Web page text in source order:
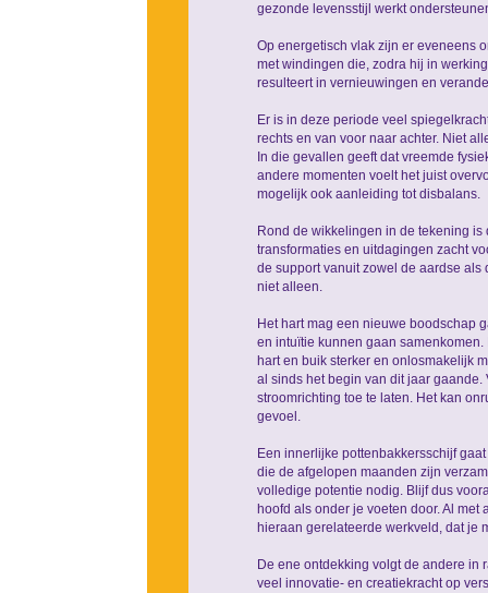
gezonde levensstijl werkt
Op energetisch vlak zijn er eveneens
met windingen die, zodra hij in
resulteert in vernieuwingen en
Er is in deze periode veel
rechts en van voor naar achter. Niet
In die gevallen geeft dat vreemde
andere momenten voelt het juist
mogelijk ook aanleiding tot disbalans.
Rond de wikkelingen in de tekening
transformaties en uitdagingen zacht
de support vanuit zowel de aardse
niet alleen.
Het hart mag een nieuwe boodschap
en intuïtie kunnen gaan
hart en buik sterker en onlosmakelijk
al sinds het begin van dit jaar
stroomrichting toe te laten. Het kan
gevoel.
Een innerlijke pottenbakkersschijf
die de afgelopen maanden zijn
volledige potentie nodig. Blijf dus
hoofd als onder je voeten door. Al
hieraan gerelateerde werkveld, dat je
De ene ontdekking volgt de andere in
veel innovatie- en creatiekracht op